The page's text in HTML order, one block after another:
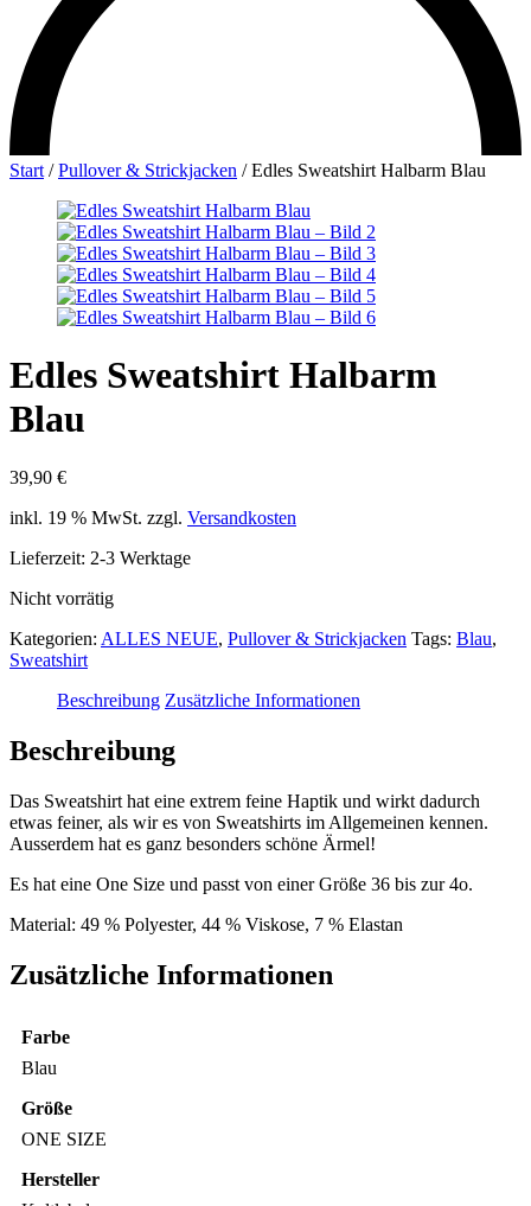
Start /Pullover & Strickjacken /Edles Sweatshirt Halbarm Blau
Edles Sweatshirt Halbarm
Blau
39,90 €
inkl. 19 % MwSt. zzgl. Versandkosten
Lieferzeit: 2-3 Werktage
Nicht vorrätig
Kategorien: ALLES NEUE, Pullover & Strickjacken Tags: Blau,
Sweatshirt
Beschreibung Zusätzliche Informationen
Beschreibung
Das Sweatshirt hat eine extrem feine Haptik und wirkt dadurch
etwas feiner, als wir es von Sweatshirts im Allgemeinen kennen.
Ausserdem hat es ganz besonders schöne Ärmel!
Es hat eine One Size und passt von einer Größe 36 bis zur 4o.
Material: 49 % Polyester, 44 % Viskose, 7 % Elastan
Zusätzliche Informationen
Farbe
Blau
Größe
ONE SIZE
Hersteller